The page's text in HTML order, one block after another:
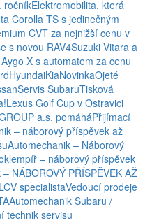
ročníkElektromobilita, která
Corolla TS s jedinečným
CVT za nejnižší cenu v
s novou RAV4Suzuki Vitara a
X s automatem za cenu
HyundaiKiaNovinkaOjeté
Servis SubaruTisková
Lexus Golf Cup v Ostravici
a.s. pomáháPřijímací
– náborový příspěvek až
Automechanik – Náborový
– náborový příspěvek
NÁBOROVÝ PŘÍSPĚVEK AŽ
specialistaVedoucí prodeje
Automechanik Subaru /
technik servisu